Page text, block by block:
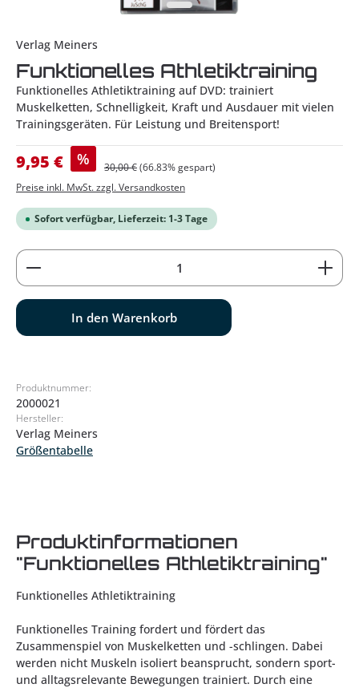
Verlag Meiners
Funktionelles Athletiktraining
Funktionelles Athletiktraining auf DVD: trainiert
Muskelketten, Schnelligkeit, Kraft und Ausdauer mit vielen
Trainingsgeräten. Für Leistung und Breitensport!
Verkaufspreis:
9,95 € % Regulärer Preis:
30,00 €(66.83% gespart)
Preise inkl. MwSt. zzgl. Versandkosten
Sofort verfügbar, Lieferzeit: 1-3 Tage
Produkt Anzahl: Gib den gewünschten Wert ein
In den Warenkorb
Produktnummer:
2000021
Hersteller:
Verlag Meiners
Größentabelle
Produktinformationen
"Funktionelles Athletiktraining"
Funktionelles Athletiktraining
Funktionelles Training fordert und fördert das
Zusammenspiel von Muskelketten und -schlingen. Dabei
werden nicht Muskeln isoliert beansprucht, sondern sport-
und alltagsrelevante Bewegungen trainiert. Durch eine